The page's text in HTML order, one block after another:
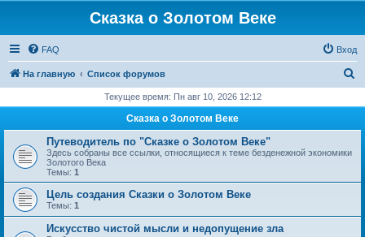
Сказка о Золотом Веке
FAQ Вход
На главную Список форумов
с
Текущее время: Пн авг 10, 2026 12:12
Сказка о Золотом Веке
Путеводитель по "Сказке о Золотом Веке"
Здесь собраны все ссылки, относящиеся к теме безденежной экономики
Золотого Века
Темы: 1
Цель создания Сказки о Золотом Веке
Темы: 1
Искусство чистой мысли и недопущение зла